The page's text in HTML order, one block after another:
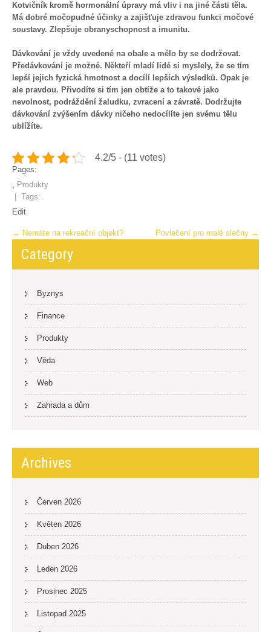
Kotvičník kromě hormonální úpravy má vliv i na jiné části těla.
Má dobré močopudné účinky a zajišťuje zdravou funkci močové
soustavy. Zlepšuje obranyschopnost a imunitu.
Dávkování je vždy uvedené na obale a mělo by se dodržovat.
Předávkování je možné. Někteří mladí lidé si myslely, že se tím
lepší jejich fyzická hmotnost a docílí lepších výsledků. Opak je
ale pravdou. Přivodíte si tím jen obtíže a to takové jako
nevolnost, podráždění žaludku, zvracení a závratě. Dodržujte
dávkování zvýšením dávky ničeho nedocílíte jen svému tělu
ublížíte.
4.2/5 - (11 votes)
Pages:
, Produkty
| Tags:
Edit
Post
navigation
← Nemáte na rekreační objekt? Povlečení pro malé slečny →
Category
Byznys
Finance
Produkty
Věda
Web
Zahrada a dům
Archives
Červen 2026
Květen 2026
Duben 2026
Leden 2026
Prosinec 2025
Listopad 2025